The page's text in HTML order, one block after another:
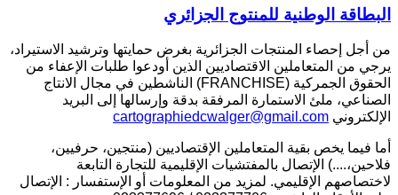
البطاقة الوطنية للمنتوج الجزائري
من أجل إحصاء المنتجات الجزائرية بغرض حمايتها وترشيد الاستيراد،
يرجي من المتعاملين الاقتصاديين الذين أودعوا طلبات الإعفاء من
الحقوق الجمركية (FRANCHISE) الناشطين في مجال الانتاج
الصناعي، ملئ الاستمارة المرفقة بدقة وإرسالها إلى البريد
الإلكتروني cartographiedcwalger@gmail.com
أما فيما يخص بقية المتعاملين الإقتصاديين (منتجين، حرفيين،
فلاحين،....) الإتصال بالمفتشيات الإقليمية للتجارة التابعة
لاختصاصهم الإقليمي. لمزيد من المعلومات أو الإستفسار : الإتصال